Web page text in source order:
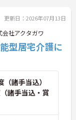
更新日：2026年07月13日
会社アクタガワ
型居宅介護に
（諸手当込）
諸手当込・賞